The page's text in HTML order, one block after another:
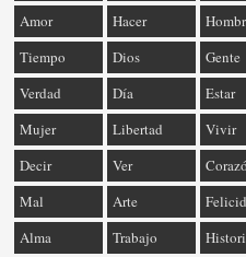
Amor
Hacer
Tiempo
Dios Gente
Verdad
Día Estar
Mujer
Libertad Vivir
Decir
Ver
Mal
Arte
Alma
Trabajo